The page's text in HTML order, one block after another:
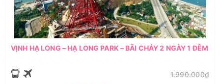
VỊNH HẠ LONG – HẠ LONG PARK – BÃI CHÁY 2 NGÀY 1 ĐÊM
1.990.000₫